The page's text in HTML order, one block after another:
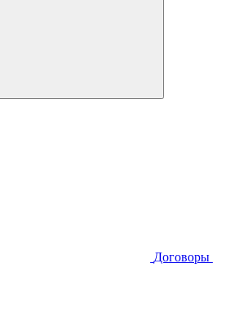
Договоры